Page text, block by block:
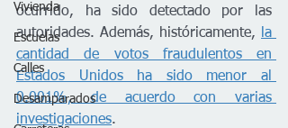
Vivienda
Escuelas
Calles
Desamparados
ocurrido, ha sido detectado por las
autoridades. Además, históricamente,
la
cantidad de votos fraudulentos en
Estados Unidos ha sido menor al
0.001%, de acuerdo con varias
investigaciones.